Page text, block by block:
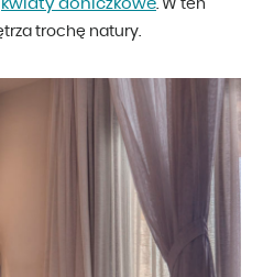
kwiaty doniczkowe. W ten
trochę natury.